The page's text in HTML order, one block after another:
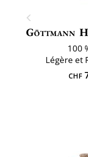
Göttmann
100
Légère et
CHF